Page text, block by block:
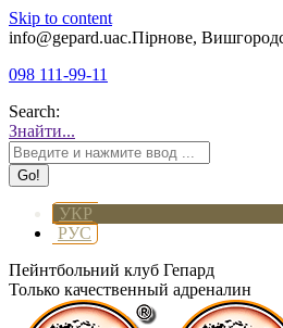
Skip to content
info@gepard.uaс.Пірнове,
098 111-99-11
Search:
Знайти...
УКР
РУС
Пейнтбольний клуб Гепард
Только качественный адреналин